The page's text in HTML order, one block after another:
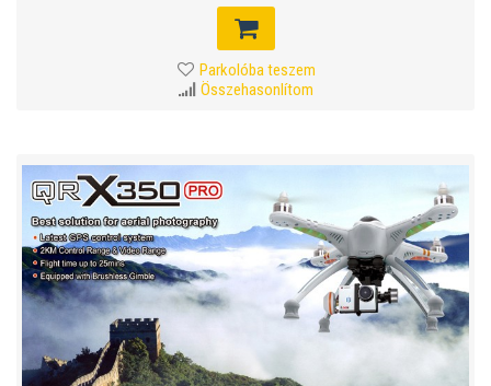
Parkolóba teszem
Összehasonlítom